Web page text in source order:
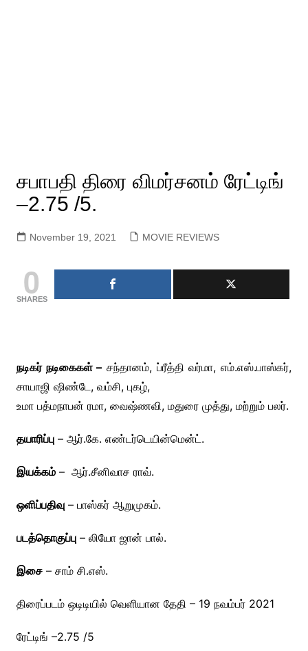
சபாபதி திரை விமர்சனம் ரேட்டிங்
–2.75 /5.
November 19, 2021 MOVIE REVIEWS
0
SHARES
நடிகர் நடிகைகள் – சந்தானம், ப்ரீத்தி வர்மா, எம்.எஸ்.பாஸ்கர்,
சாயாஜி ஷிண்டே, வம்சி, புகழ்,
உமா பத்மநாபன் ரமா, வைஷ்ணவி, மதுரை முத்து, மற்றும் பலர்.
தயாரிப்பு– ஆர்.கே. எண்டர்டெயின்மென்ட்.
இயக்கம்– ஆர்.சீனிவாச ராவ்.
ஒளிப்பதிவு– பாஸ்கர் ஆறுமுகம்.
படத்தொகுப்பு– லியோ ஜான் பால்.
இசை– சாம் சி.எஸ்.
திரைப்படம் ஒடிடியில் வெளியான தேதி – 19 நவம்பர் 2021
ரேட்டிங் –2.75 /5